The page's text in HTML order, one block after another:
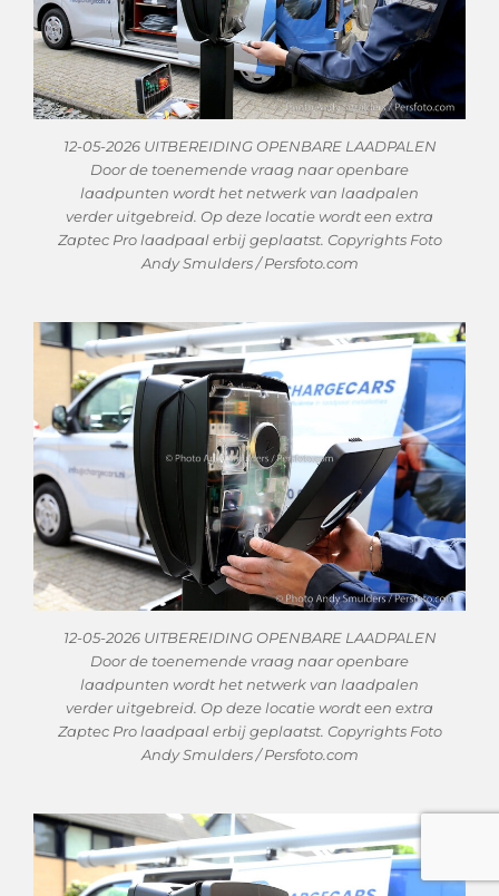
12-05-2026 UITBEREIDING OPENBARE LAADPALEN
Door de toenemende vraag naar openbare
laadpunten wordt het netwerk van laadpalen
verder uitgebreid. Op deze locatie wordt een extra
Zaptec Pro laadpaal erbij geplaatst. Copyrights Foto
Andy Smulders / Persfoto.com
12-05-2026 UITBEREIDING OPENBARE LAADPALEN
Door de toenemende vraag naar openbare
laadpunten wordt het netwerk van laadpalen
verder uitgebreid. Op deze locatie wordt een extra
Zaptec Pro laadpaal erbij geplaatst. Copyrights Foto
Andy Smulders / Persfoto.com